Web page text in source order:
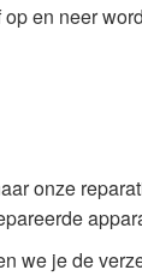
en neer
onze
we je de